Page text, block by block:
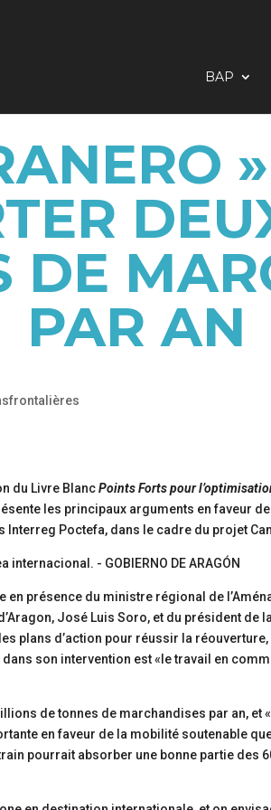
BAP
DE
PAR AN
du Livre BlancPoints Forts pour
les principaux arguments en faveur
Poctefa, dans le cadre du projet
en présence du ministre régional de
José Luis Soro, et du président de
plans d’action pour réussir la
son intervention est «le travail en
de tonnes de marchandises par an, et
en faveur de la mobilité soutenable
pourrait absorber une bonne partie des